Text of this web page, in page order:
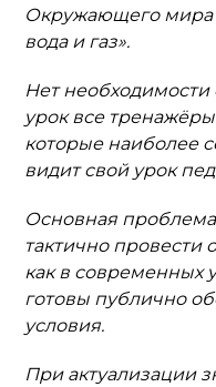
Окружающего мира
вода и газ».
Нет необходимости
урок все
которые наиболее
видит свой урок
Основная
тактично провести
как в современных
готовы публично
условия.
При актуализации